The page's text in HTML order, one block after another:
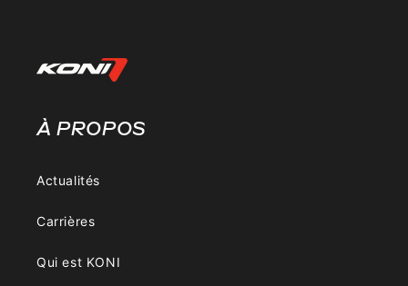
À PROPOS
Actualités
Carrières
Qui est KONI